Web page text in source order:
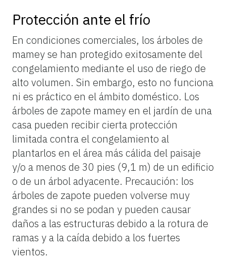
Protección ante el frío
En condiciones comerciales, los árboles de
mamey se han protegido exitosamente del
congelamiento mediante el uso de riego de
alto volumen. Sin embargo, esto no funciona
ni es práctico en el ámbito doméstico. Los
árboles de zapote mamey en el jardín de una
casa pueden recibir cierta protección
limitada contra el congelamiento al
plantarlos en el área más cálida del paisaje
y/o a menos de 30 pies (9,1 m) de un edificio
o de un árbol adyacente. Precaución: los
árboles de zapote pueden volverse muy
grandes si no se podan y pueden causar
daños a las estructuras debido a la rotura de
ramas y a la caída debido a los fuertes
vientos.